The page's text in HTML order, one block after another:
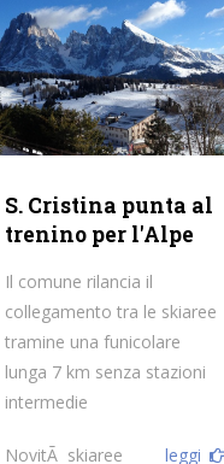
S. Cristina punta al
trenino per l'Alpe
Il comune rilancia il
collegamento tra le skiaree
tramine una funicolare
lunga 7 km senza stazioni
intermedie
NovitÃ skiaree leggi